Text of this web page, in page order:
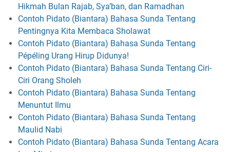
Hikmah Bulan Rajab, Sya’ban, dan Ramadhan
Contoh Pidato (Biantara) Bahasa Sunda Tentang
Pentingnya Kita Membaca Sholawat
Contoh Pidato (Biantara) Bahasa Sunda Tentang
Pépéling Urang Hirup Didunya!
Contoh Pidato (Biantara) Bahasa Sunda Tentang Ciri-
Ciri Orang Sholeh
Contoh Pidato (Biantara) Bahasa Sunda Tentang
Menuntut Ilmu
Contoh Pidato (Biantara) Bahasa Sunda Tentang
Maulid Nabi
Contoh Pidato (Biantara) Bahasa Sunda Tentang Acara